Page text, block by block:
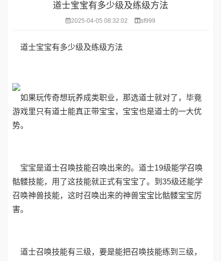
道士宝宝有多少级及练级方法
2025-04-05 08:32:02 sf999
道士宝宝有多少级及练级方法
如果玩传奇想玩养成类职业，那选道士就对了，毕竟
游戏里只有道士能真正带宝宝，宝宝也是道士的一大优
势。
宝宝是道士召唤技能召唤出来的。道士19级能学召唤
骷髅技能，用了这技能就正式有宝宝了。到35级还能学
召唤神兽技能，这时召唤出来的神兽宝宝比骷髅宝宝厉
害。
道士召唤技能有三级，要是能把召唤技能练到三级，